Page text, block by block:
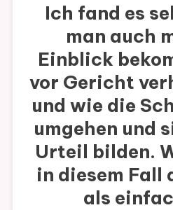
Ich fand es
man auch
Einblick
vor Gericht
und wie die
umgehen und
Urteil bilden.
in diesem Fall
als